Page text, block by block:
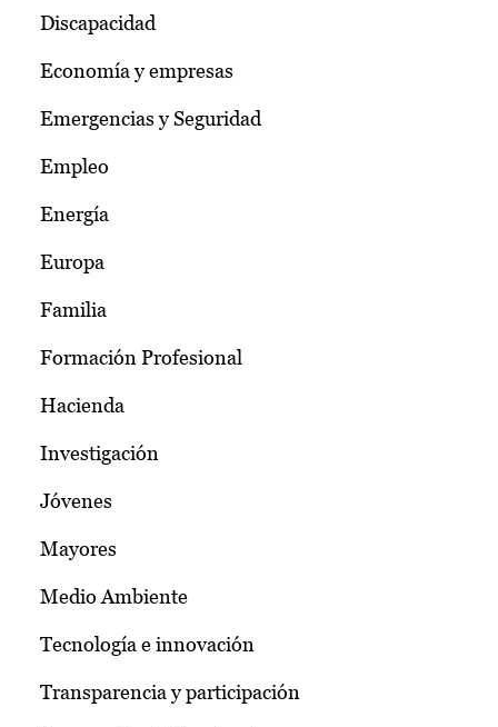
Discapacidad
Economía y empresas
Emergencias y Seguridad
Empleo
Energía
Europa
Familia
Formación Profesional
Hacienda
Investigación
Jóvenes
Mayores
Medio Ambiente
Tecnología e innovación
Transparencia y participación